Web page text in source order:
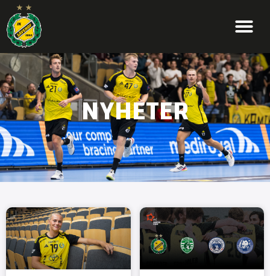
NYHETER